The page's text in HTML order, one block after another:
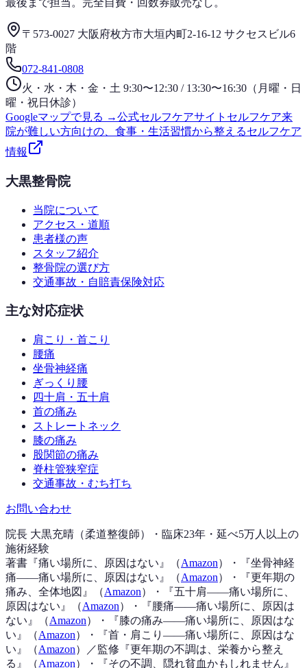
最後まで担当。完全自費・回数券販売なし。
〒573-0027 大阪府枚方市大垣内町2-16-12 サクセスビル6
階
072-841-0808
火・水・木・金・土 9:30〜12:30 / 13:30〜16:30（月曜・日
曜・祝日休診）
Googleマップで見る →公式セルフケアサイト セルフケア来
院が難しい方向けの、食事・生活習慣から整えるセルフケア
情報
大黒整骨院
当院について
アクセス・道順
患者様の声
スタッフ紹介
整骨院の選び方
交通事故・自賠責保険対応
主な対応症状
肩こり・首こり
腰痛
坐骨神経痛
ぎっくり腰
四十肩・五十肩
首の痛み
ストレートネック
膝の痛み
股関節の痛み
脊柱管狭窄症
交通事故・むち打ち
お問い合わせ
院長 大黒充晴（柔道整復師）・臨床23年・延べ5万人以上の
施術経験
著書『痛い場所に、原因はない 』（Amazon） ・『坐骨神経
痛——痛い場所に、原因はない 』（Amazon） ・『更年期の
痛み、全体地図 』（Amazon） ・『五十肩——痛い場所に、
原因はない 』（Amazon） ・『腰痛——痛い場所に、原因は
ない 』（Amazon） ・『膝の痛み——痛い場所に、原因はな
い 』（Amazon） ・『首・肩こり——痛い場所に、原因はな
い 』（Amazon） ／監修『更年期の不調は、栄養から整え
る 』（Amazon） ・『その不調、隠れ貧血かもしれません 』